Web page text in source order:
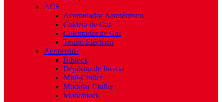
ACS
Acumulador Aerotérmico
Caldera de Gas
Calentador de Gas
Termo Eléctrico
Aerotermia
Biblock
Depósito de Inercia
Mini-Chiller
Modular Chiller
Monoblock